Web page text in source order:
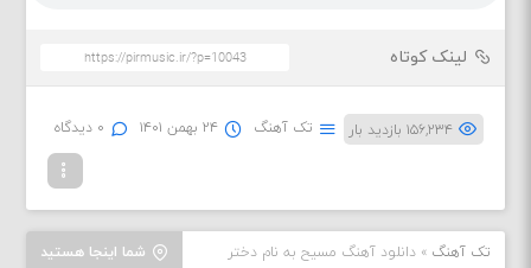
لینک کوتاه
۱۵۶,۲۳۴ بازدید بار تک آهنگ ۲۴ بهمن ۱۴۰۱ ۰ دیدگاه
شما اینجا هستید تک آهنگ »دانلود آهنگ مسیح به نام دختر